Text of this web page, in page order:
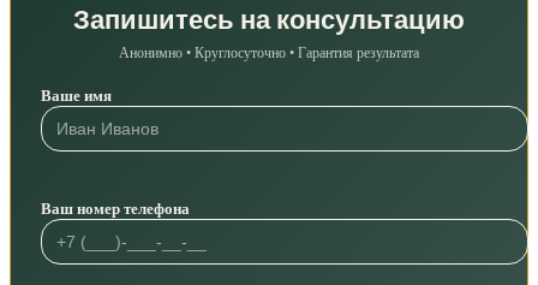
Запишитесь на консультацию
Анонимно • Круглосуточно • Гарантия результата
Ваше имя
Ваш номер телефона